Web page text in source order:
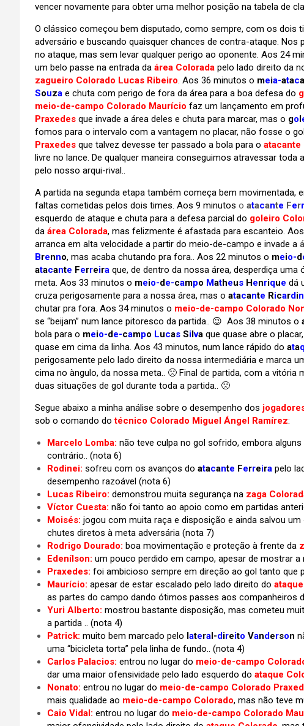
vencer novamente para obter uma melhor posição na tabela de
O clássico começou bem disputado, como sempre, com os dois
adversário e buscando quaisquer chances de contra-ataque.
no ataque, mas sem levar qualquer perigo ao oponente. Aos 24
um belo passe na entrada da área Colorada pelo lado direito da
zagueiro Colorado Lucas Ribeiro. Aos 36 minutos o meia-ataca
Souza e chuta com perigo de fora da área para a boa defesa do
meio-de-campo Colorado Maurício faz um lançamento em
Praxedes que invade a área deles e chuta para marcar, mas o gol
fomos para o intervalo com a vantagem no placar, não fosse o
Praxedes que talvez devesse ter passado a bola para o atacante
livre no lance. De qualquer maneira conseguimos atravessar
pelo nosso arqui-rival..
A partida na segunda etapa também começa bem movimentada,
faltas cometidas pelos dois times. Aos 9 minutos o atacante Ferr
esquerdo de ataque e chuta para a defesa parcial do goleiro
da área Colorada, mas felizmente é afastada para escanteio.
arranca em alta velocidade a partir do meio-de-campo e invade a á
Brenno, mas acaba chutando pra fora.. Aos 22 minutos o meio-d
atacante Ferreira que, de dentro da nossa área, desperdiça
meta. Aos 33 minutos o meio-de-campo Matheus Henrique dá
cruza perigosamente para a nossa área, mas o atacante Ricardin
chutar pra fora. Aos 34 minutos o meio-de-campo Colorado
se “beijam” num lance pitoresco da partida.. 😉 Aos 38 minutos o
bola para o meio-de-campo Lucas Silva que quase abre o
quase em cima da linha. Aos 43 minutos, num lance rápido do ata
perigosamente pelo lado direito da nossa intermediária e marca
cima no àngulo, da nossa meta.. 🙁 Final de partida, com a
duas situações de gol durante toda a partida.. 🙁
Segue abaixo a minha análise sobre o desempenho dos
sob o comando dotécnico Colorado Miguel Ángel Ramírez:
Marcelo Lomba: não teve culpa no gol sofrido, embora
contrário.. (nota 6)
Rodinei: sofreu com os avanços do atacante Ferreira pelo
desempenho razoável (nota 6)
Lucas Ribeiro: demonstrou muita segurança na zaga
Víctor Cuesta: não foi tanto ao apoio como em partidas
Moisés: jogou com muita raça e disposição e ainda salvou
chutes diretos à meta adversária (nota 7)
Rodrigo Dourado: boa movimentação e proteção à frente da
Edenílson: um pouco perdido em campo, apesar de mostrar
Praxedes: foi ambicioso sempre em direção ao gol tanto que
Maurício: apesar de estar escalado pelo lado direito do
as partes do campo dando ótimos passes aos companheiros
Yuri Alberto: mostrou bastante disposição, mas cometeu
a partida .. (nota 4)
Patrick: muito bem marcado pelo lateral-direito Vanderson
uma “bicicleta torta” pela linha de fundo.. (nota 4)
Carlos Palacios: entrou no lugar do meio-de-campo
dar uma maior ofensividade pelo lado esquerdo do ataque
Nonato: entrou no lugar do meio-de-campo Colorado
mais qualidade ao meio-de-campo Colorado, mas não teve
Caio Vidal: entrou no lugar do meio-de-campo Colorado